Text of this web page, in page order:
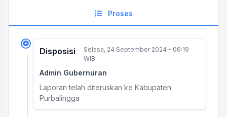
Proses
Disposisi
Selasa, 24 September 2024 - 06:19
WIB
Admin Gubernuran
Laporan telah diteruskan ke Kabupaten
Purbalingga